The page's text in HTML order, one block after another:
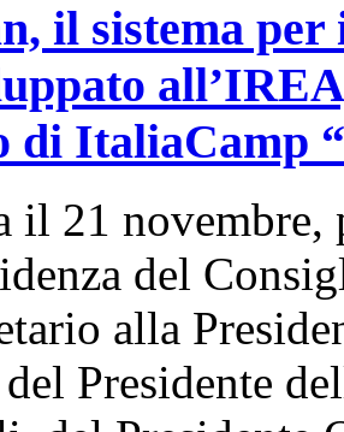
il sistema
di ItaliaCamp
il 21 novembre,
del
alla
Presidente